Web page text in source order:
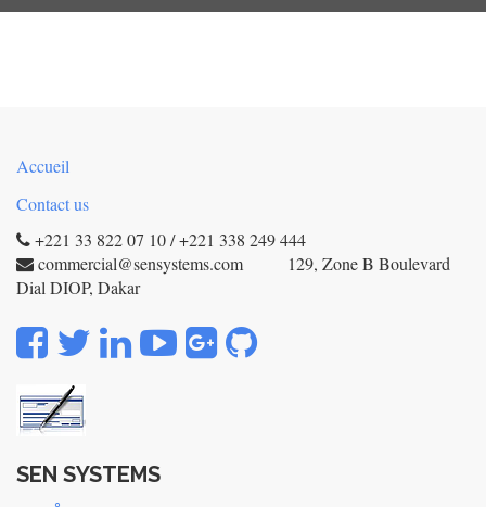
Accueil
Contact us
+221 33 822 07 10 / +221 338 249 444
commercial@sensystems.com 129, Zone B Boulevard
Dial DIOP, Dakar
SEN SYSTEMS